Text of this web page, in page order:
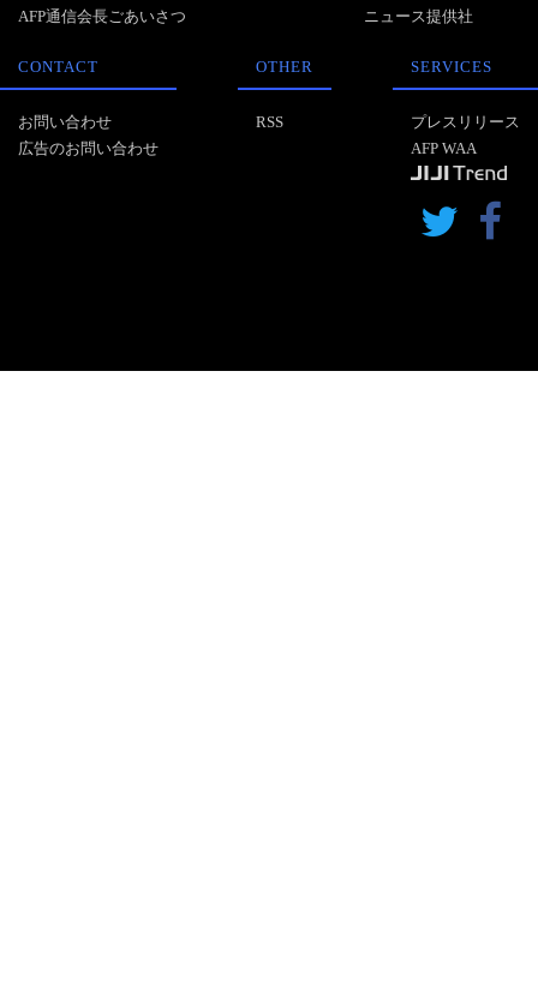
AFP通信会長ごあいさつ
ニュース提供社
CONTACT
お問い合わせ
広告のお問い合わせ
OTHER
RSS
SERVICES
プレスリリース
AFP WAA